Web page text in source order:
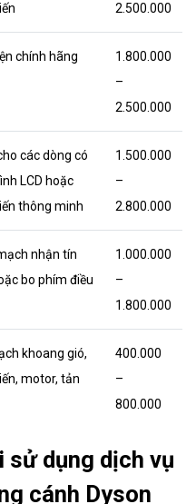
2.500.000
chính hãng
1.800.000
–
2.500.000
các dòng có
LCD hoặc
thông minh
1.500.000
–
2.800.000
nhận tín
bo phím điều
1.000.000
–
1.800.000
khoang gió,
motor, tản
400.000
–
800.000
sử dụng dịch vụ
cánh Dyson